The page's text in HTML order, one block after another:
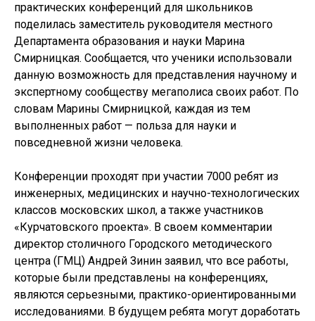
практических конференций для школьников
поделилась заместитель руководителя местного
Департамента образования и науки Марина
Смирницкая. Сообщается, что ученики использовали
данную возможность для представления научному и
экспертному сообществу мегаполиса своих работ. По
словам Марины Смирницкой, каждая из тем
выполненных работ — польза для науки и
повседневной жизни человека.
Конференции проходят при участии 7000 ребят из
инженерных, медицинских и научно-технологических
классов московских школ, а также участников
«Курчатовского проекта». В своем комментарии
директор столичного Городского методического
центра (ГМЦ) Андрей Зинин заявил, что все работы,
которые были представлены на конференциях,
являются серьезными, практико-ориентированными
исследованиями. В будущем ребята могут доработать